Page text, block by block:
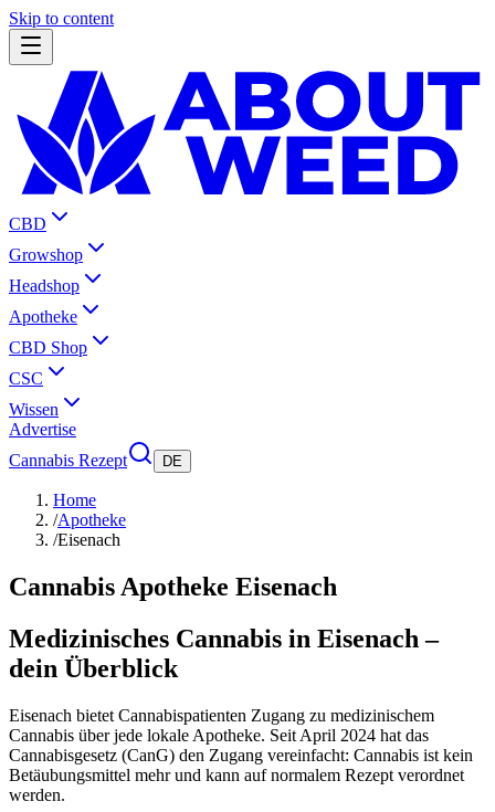
Skip to content
CBD
Growshop
Headshop
Apotheke
CBD Shop
CSC
Wissen
Advertise
Cannabis Rezept
DE
Home
/Apotheke
/Eisenach
Cannabis Apotheke Eisenach
Medizinisches Cannabis in Eisenach –
dein Überblick
Eisenach bietet Cannabispatienten Zugang zu medizinischem
Cannabis über jede lokale Apotheke. Seit April 2024 hat das
Cannabisgesetz (CanG) den Zugang vereinfacht: Cannabis ist kein
Betäubungsmittel mehr und kann auf normalem Rezept verordnet
werden.